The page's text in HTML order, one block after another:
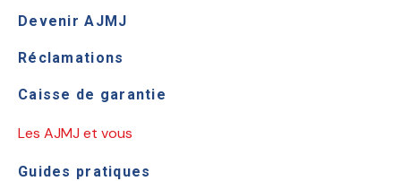
Devenir AJMJ
Réclamations
Caisse de garantie
Les AJMJ et vous
Guides pratiques